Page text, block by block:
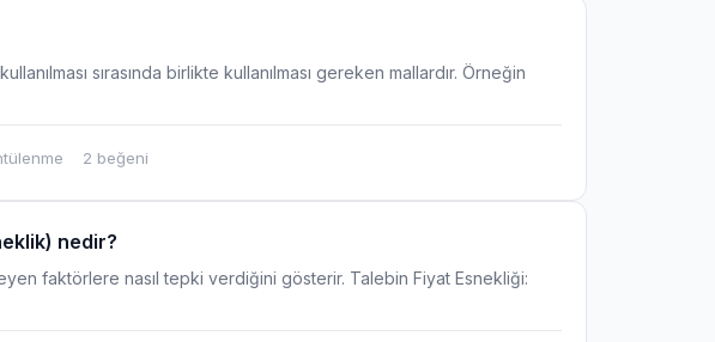
sırasında birlikte kullanılması gereken mallardır. Örneğin
2 beğeni
nedir?
faktörlere nasıl tepki verdiğini gösterir. Talebin Fiyat Esnekliği: